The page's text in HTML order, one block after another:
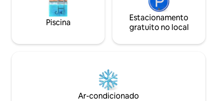
Piscina
Estacionamento
gratuito no local
Ar-condicionado